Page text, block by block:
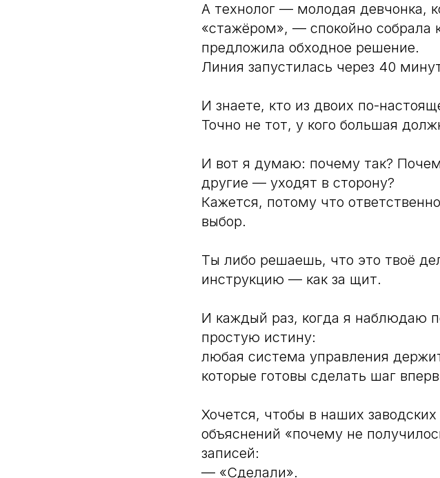
А технолог — молодая девчонка,
«стажёром», — спокойно собрала
предложила обходное решение.
Линия запустилась через 40
И знаете, кто из двоих по-
Точно не тот, у кого большая
И вот я думаю: почему так?
другие — уходят в сторону?
Кажется, потому что
выбор.
Ты либо решаешь, что это твоё
инструкцию — как за щит.
И каждый раз, когда я наблюдаю
простую истину:
любая система управления
которые готовы сделать шаг
Хочется, чтобы в наших
объяснений «почему не
записей:
— «Сделали».